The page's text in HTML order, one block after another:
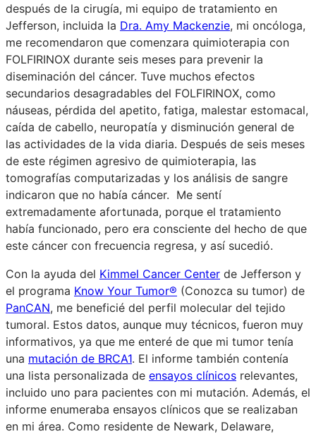
después de la cirugía, mi equipo de tratamiento en
Jefferson, incluida la Dra. Amy Mackenzie, mi oncóloga,
me recomendaron que comenzara quimioterapia con
FOLFIRINOX durante seis meses para prevenir la
diseminación del cáncer. Tuve muchos efectos
secundarios desagradables del FOLFIRINOX, como
náuseas, pérdida del apetito, fatiga, malestar estomacal,
caída de cabello, neuropatía y disminución general de
las actividades de la vida diaria. Después de seis meses
de este régimen agresivo de quimioterapia, las
tomografías computarizadas y los análisis de sangre
indicaron que no había cáncer. Me sentí
extremadamente afortunada, porque el tratamiento
había funcionado, pero era consciente del hecho de que
este cáncer con frecuencia regresa, y así sucedió.
Con la ayuda del Kimmel Cancer Center de Jefferson y
el programa Know Your Tumor® (Conozca su tumor) de
PanCAN, me beneficié del perfil molecular del tejido
tumoral. Estos datos, aunque muy técnicos, fueron muy
informativos, ya que me enteré de que mi tumor tenía
una mutación de BRCA1. El informe también contenía
una lista personalizada de ensayos clínicos relevantes,
incluido uno para pacientes con mi mutación. Además, el
informe enumeraba ensayos clínicos que se realizaban
en mi área. Como residente de Newark, Delaware,